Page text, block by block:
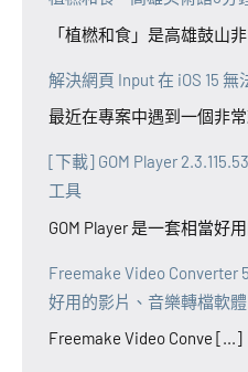
「植橪和食」是高雄鼓山
解決網頁 Input 在 iOS 15 無
最近在專案中遇到一個非
[下載] GOM Player
工具
GOM Player 是一套相當好
Freemake Video Converter
好用的影片、音樂轉檔軟體
Freemake Video Conve [...]